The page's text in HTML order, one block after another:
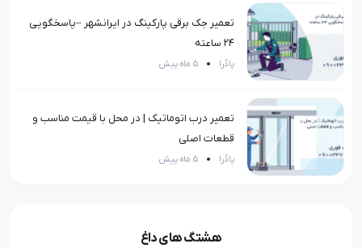
تعمیر جک برقی پارکینگ در ایرانشهر –پاسخگویی
۲۴ ساعته
پادُرا 5 ماه پیش
تعمیر درب اتوماتیک | در محل با قیمت مناسب و
قطعات اصلی
پادُرا 5 ماه پیش
هشتگ های داغ